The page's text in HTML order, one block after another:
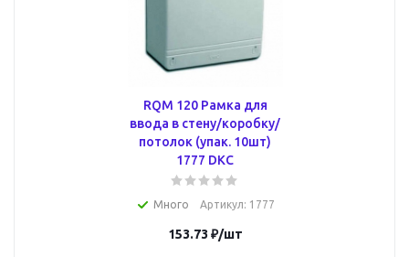
RQM 120 Рамка для
ввода в стену/коробку/
потолок (упак. 10шт)
1777 DKC
Много Артикул: 1777
153.73 ₽/шт